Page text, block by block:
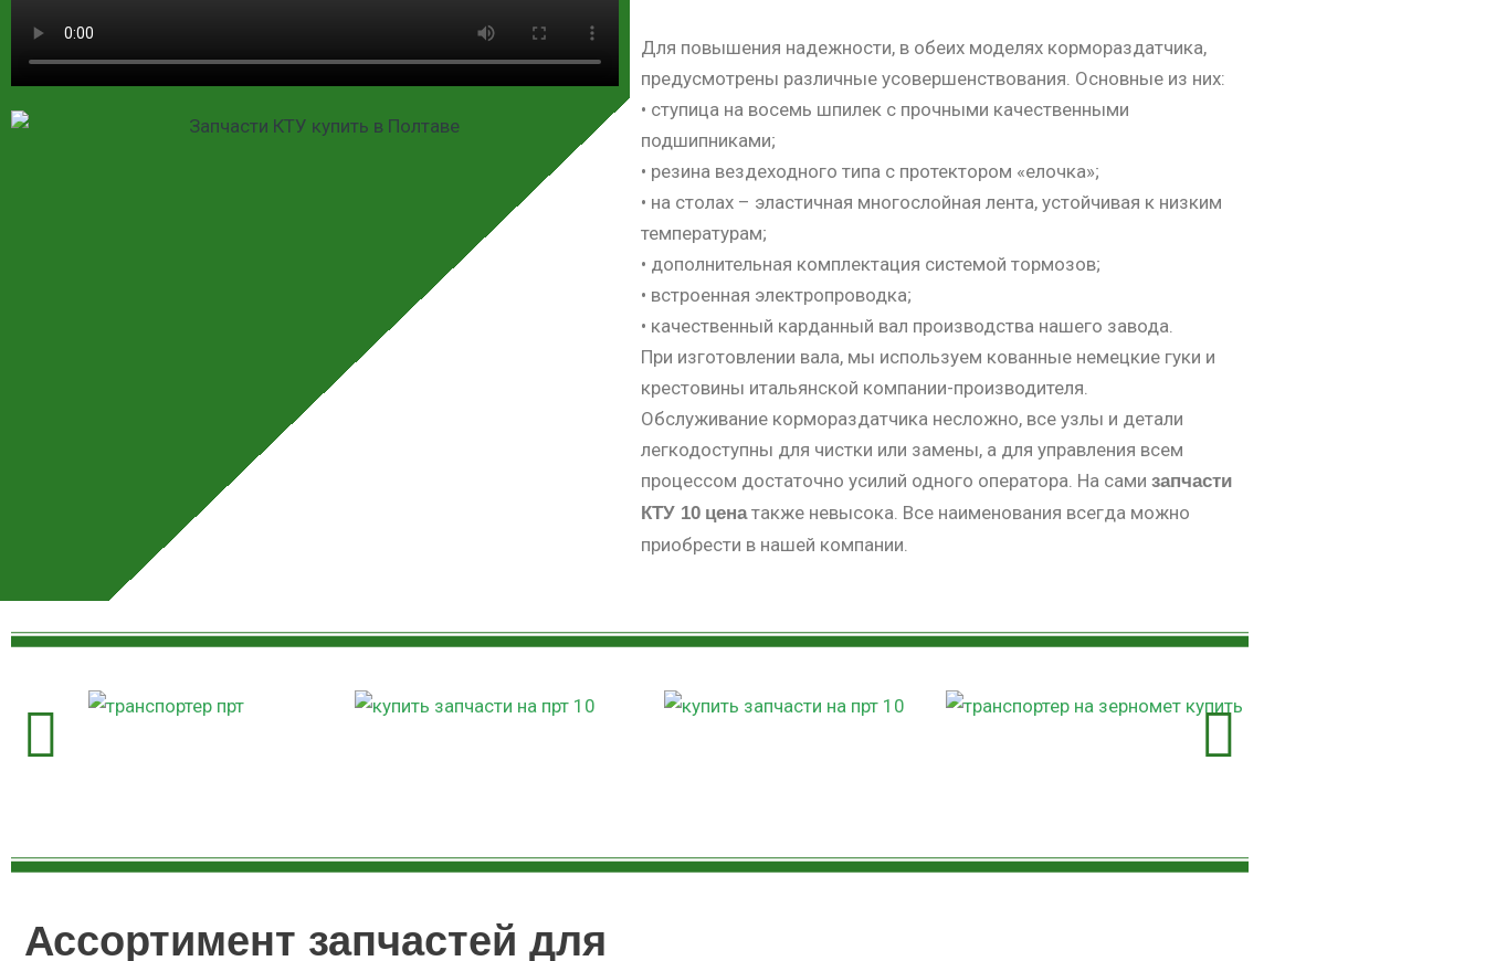
Для повышения надежности, в обеих моделях кормораздатчика,
предусмотрены различные усовершенствования. Основные из них:
• ступица на восемь шпилек с прочными качественными
подшипниками;
• резина вездеходного типа с протектором «елочка»;
• на столах – эластичная многослойная лента, устойчивая к низким
температурам;
• дополнительная комплектация системой тормозов;
• встроенная электропроводка;
• качественный карданный вал производства нашего завода.
При изготовлении вала, мы используем кованные немецкие гуки и
крестовины итальянской компании-производителя.
Обслуживание кормораздатчика несложно, все узлы и детали
легкодоступны для чистки или замены, а для управления всем
процессом достаточно усилий одного оператора. На сами запчасти
КТУ 10 ценатакже невысока. Все наименования всегда можно
приобрести в нашей компании.
Ассортимент запчастей для